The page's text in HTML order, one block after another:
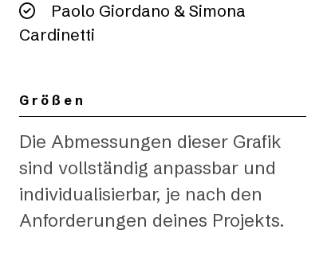
Paolo Giordano & Simona
Cardinetti
Größen
Die Abmessungen dieser Grafik
sind vollständig anpassbar und
individualisierbar, je nach den
Anforderungen deines Projekts.